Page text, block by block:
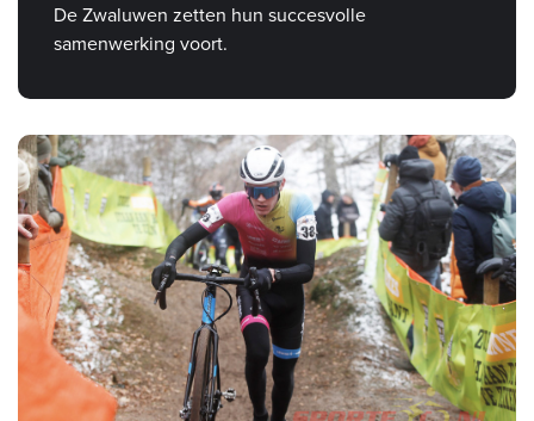
De Zwaluwen zetten hun succesvolle
samenwerking voort.